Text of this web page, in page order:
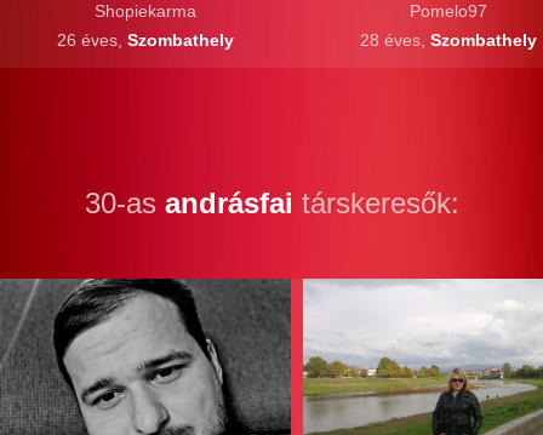
Shopiekarma
26 éves, Szombathely
Pomelo97
28 éves, Szombathely
30-as andrásfai társkeresők: